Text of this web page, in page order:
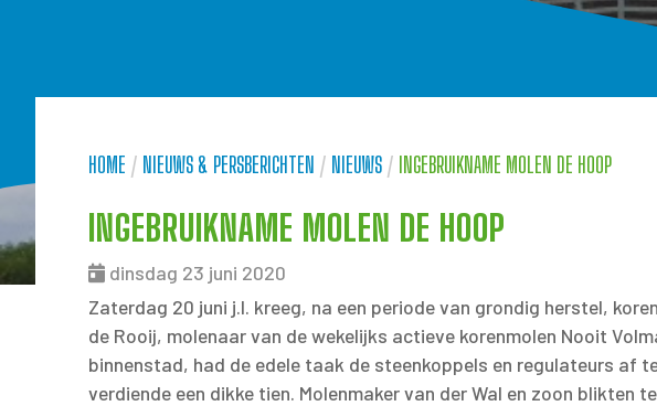
HOME / NIEUWS & PERSBERICHTEN / NIEUWS / INGEBRUIKNAME MOLEN DE HOOP
INGEBRUIKNAME MOLEN DE HOOP
dinsdag 23 juni 2020
Zaterdag 20 juni j.l. kreeg, na een periode van grondig herstel,
de Rooij, molenaar van de wekelijks actieve korenmolen Nooit
binnenstad, had de edele taak de steenkoppels en regulateurs af
verdiende een dikke tien. Molenmaker van der Wal en zoon blikten